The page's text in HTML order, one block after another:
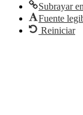
Subrayar
Fuente
Reiniciar